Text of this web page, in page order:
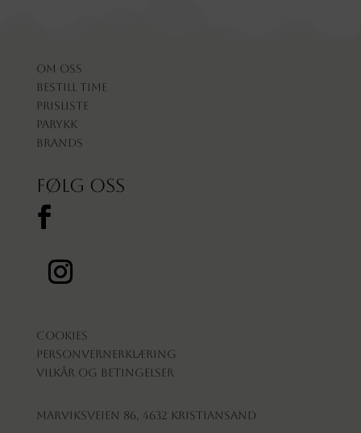
Om oss
Bestill time
Prisliste
Parykk
Brands
Følg oss
Cookies
Personvernerklæring
Vilkår og betingelser
Marviksveien 86, 4632 Kristiansand